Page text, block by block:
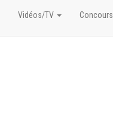
Vidéos/TV Concours